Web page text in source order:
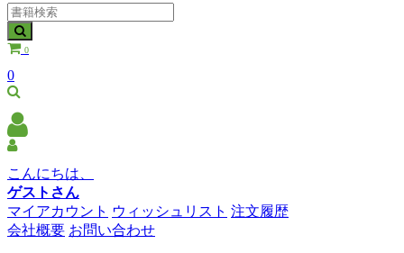
0
0
こんにちは、
ゲストさん
マイアカウント ウィッシュリスト 注文履歴
会社概要 お問い合わせ